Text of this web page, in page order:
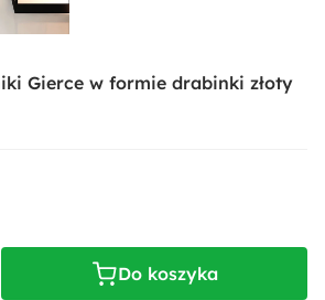
Gierce w formie drabinki złoty
Do koszyka